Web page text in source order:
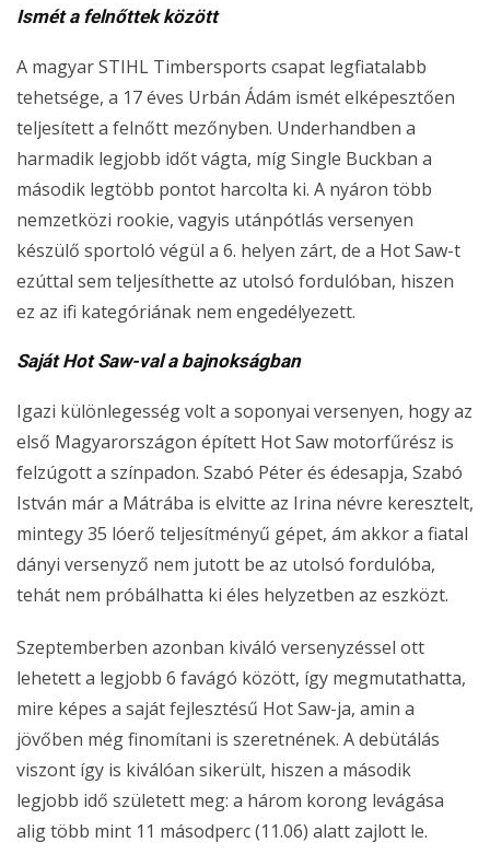
Ismét a felnőttek között
A magyar STIHL Timbersports csapat legfiatalabb
tehetsége, a 17 éves Urbán Ádám ismét elképesztően
teljesített a felnőtt mezőnyben. Underhandben a
harmadik legjobb időt vágta, míg Single Buckban a
második legtöbb pontot harcolta ki. A nyáron több
nemzetközi rookie, vagyis utánpótlás versenyen
készülő sportoló végül a 6. helyen zárt, de a Hot Saw-t
ezúttal sem teljesíthette az utolsó fordulóban, hiszen
ez az ifi kategóriának nem engedélyezett.
Saját Hot Saw-val a bajnokságban
Igazi különlegesség volt a soponyai versenyen, hogy az
első Magyarországon épített Hot Saw motorfűrész is
felzúgott a színpadon. Szabó Péter és édesapja, Szabó
István már a Mátrába is elvitte az Irina névre keresztelt,
mintegy 35 lóerő teljesítményű gépet, ám akkor a fiatal
dányi versenyző nem jutott be az utolsó fordulóba,
tehát nem próbálhatta ki éles helyzetben az eszközt.
Szeptemberben azonban kiváló versenyzéssel ott
lehetett a legjobb 6 favágó között, így megmutathatta,
mire képes a saját fejlesztésű Hot Saw-ja, amin a
jövőben még finomítani is szeretnének. A debütálás
viszont így is kiválóan sikerült, hiszen a második
legjobb idő született meg: a három korong levágása
alig több mint 11 másodperc (11.06) alatt zajlott le.